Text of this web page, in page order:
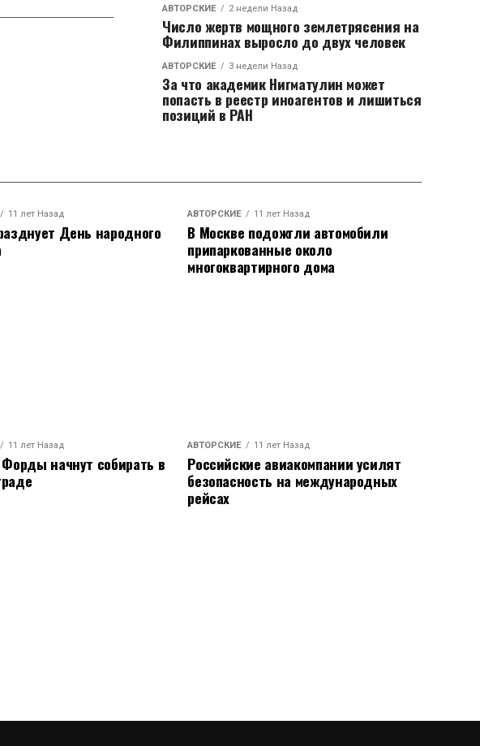
АВТОРСКИЕ 2 недели Назад
Число жертв мощного землетрясения на
Филиппинах выросло до двух человек
АВТОРСКИЕ 3 недели Назад
За что академик Нигматулин может
попасть в реестр иноагентов и лишиться
позиций в РАН
11 лет Назад
День народного
АВТОРСКИЕ 11 лет Назад
В Москве подожгли автомобили
припаркованные около
многоквартирного дома
11 лет Назад
Форды начнут собирать в
АВТОРСКИЕ 11 лет Назад
Российские авиакомпании усилят
безопасность на международных
рейсах